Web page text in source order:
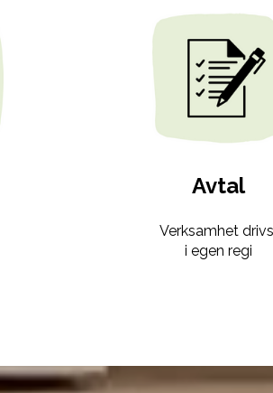
Avtal
Verksamhet
i egen regi